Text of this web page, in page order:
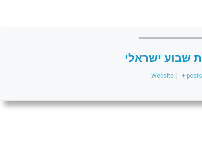
שבוע ישראלי
Website | + posts